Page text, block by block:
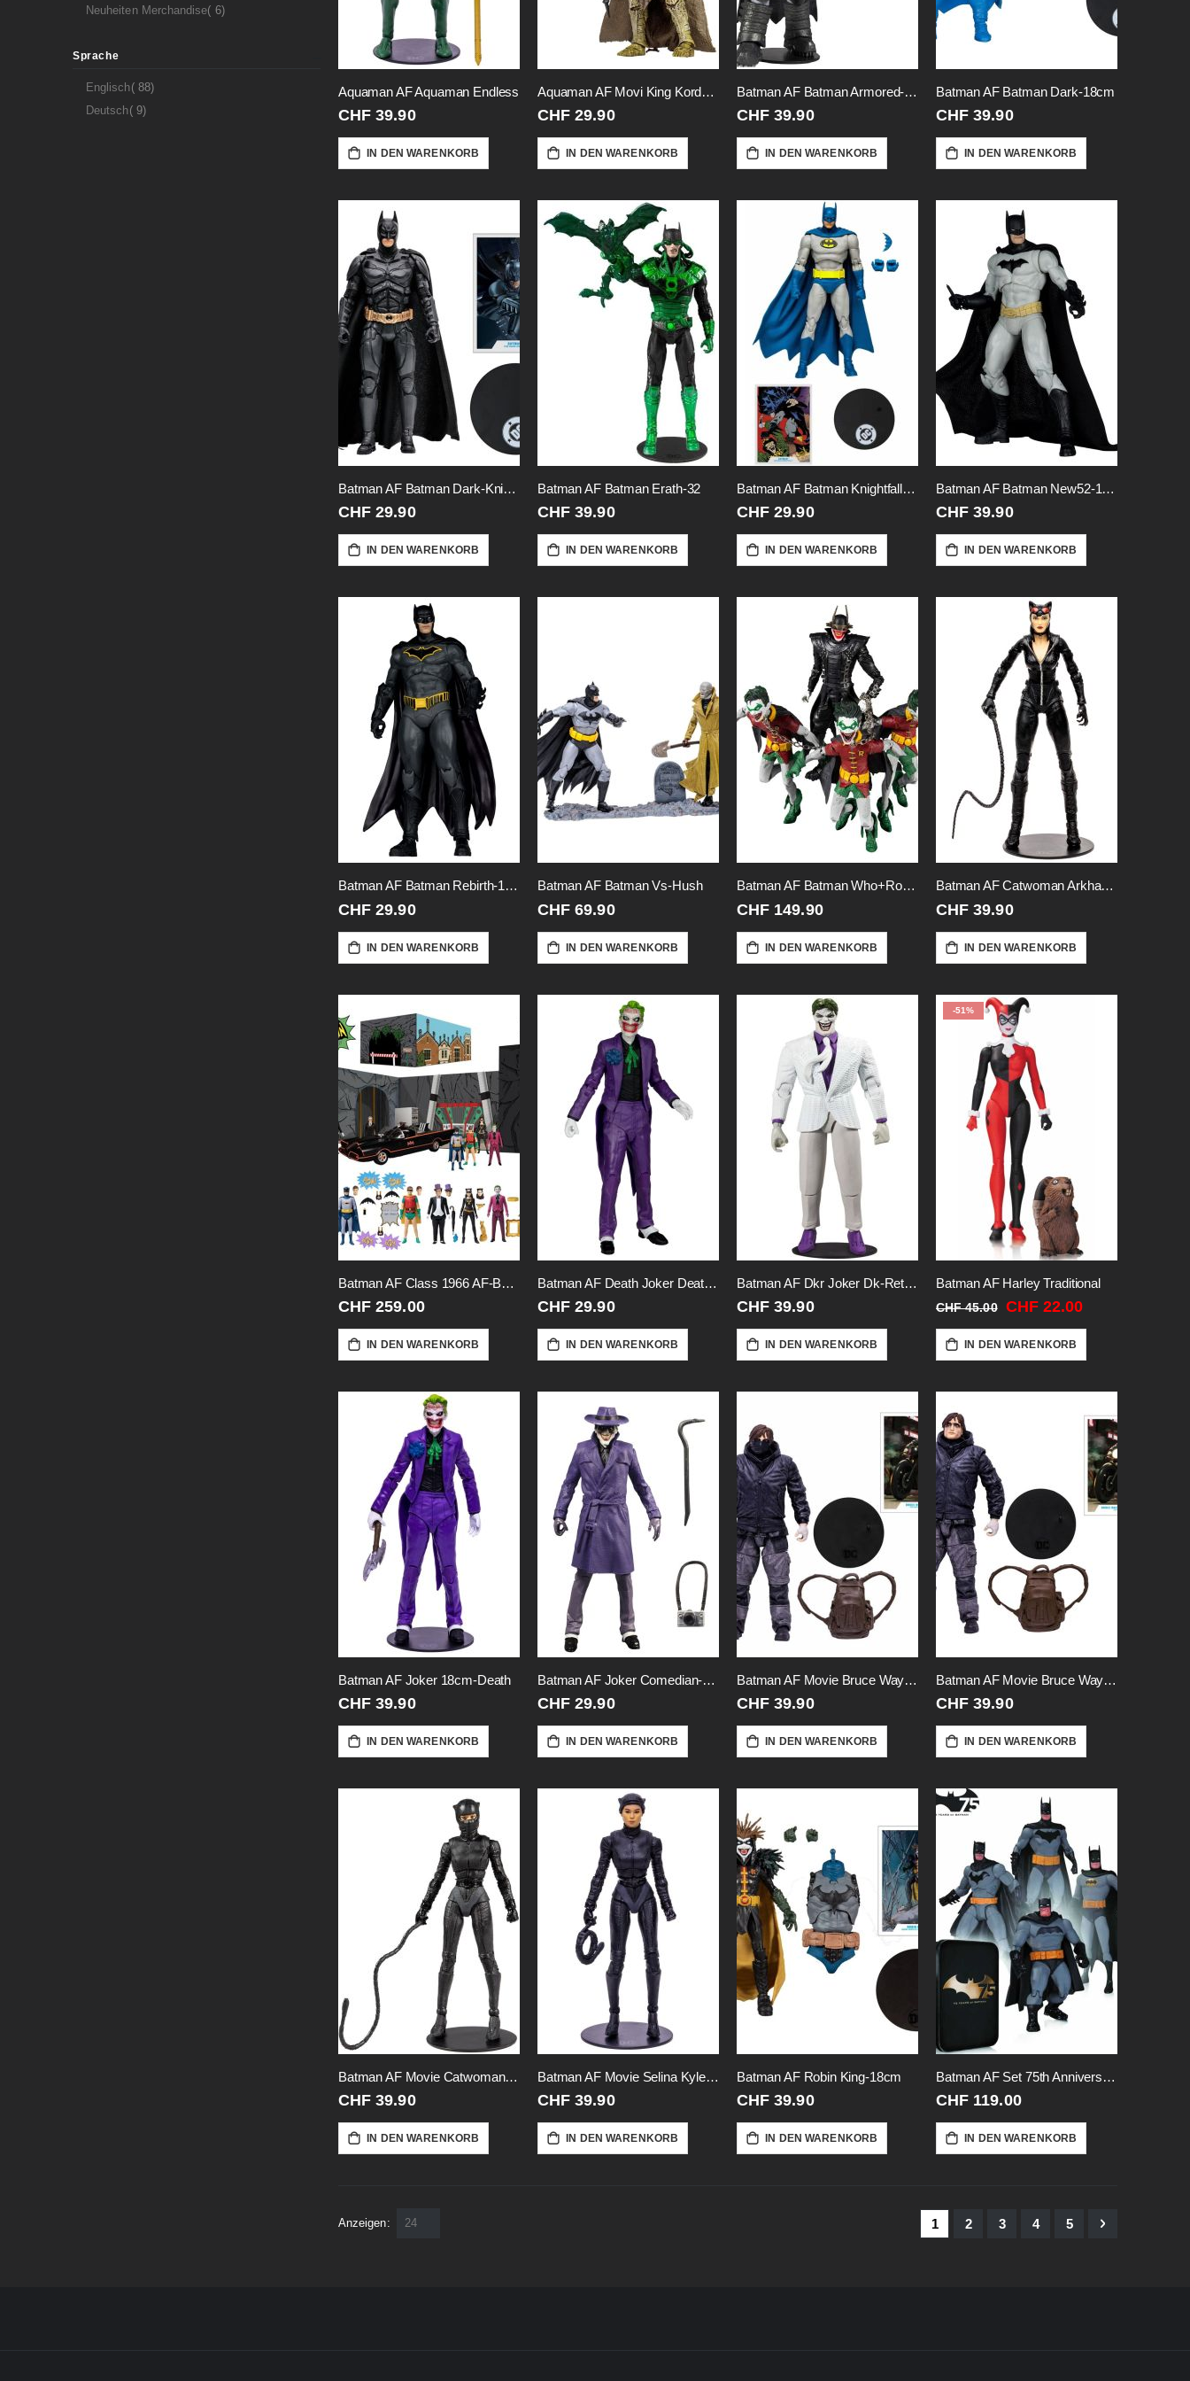
Aquaman AF Aquaman Endless
CHF 39.90
IN DEN WARENKORB
Aquaman AF Movi King Kordax-18cm
CHF 29.90
IN DEN WARENKORB
Batman AF Batman Armored-Dkr
CHF 39.90
IN DEN WARENKORB
Batman AF Batman Dark-18cm
CHF 39.90
IN DEN WARENKORB
Batman AF Batman Dark-Knight
CHF 29.90
IN DEN WARENKORB
Batman AF Batman Erath-32
CHF 39.90
IN DEN WARENKORB
Batman AF Batman Knightfall-18
CHF 29.90
IN DEN WARENKORB
Batman AF Batman New52-18cm
CHF 39.90
IN DEN WARENKORB
Batman AF Batman Rebirth-18cm
CHF 29.90
IN DEN WARENKORB
Batman AF Batman Vs-Hush
CHF 69.90
IN DEN WARENKORB
Batman AF Batman Who+Robins
CHF 149.90
IN DEN WARENKORB
Batman AF Catwoman Arkham-City
CHF 39.90
IN DEN WARENKORB
Batman AF Class 1966 AF-Box-Set-9cm
CHF 259.00
IN DEN WARENKORB
Batman AF Death Joker Death-18cm
CHF 29.90
IN DEN WARENKORB
Batman AF Dkr Joker Dk-Returns
CHF 39.90
IN DEN WARENKORB
-51%
Batman AF Harley Traditional
CHF 45.00 Sonderangebot
CHF 22.00
IN DEN WARENKORB
Batman AF Joker 18cm-Death
CHF 39.90
IN DEN WARENKORB
Batman AF Joker Comedian-18cm
CHF 29.90
IN DEN WARENKORB
Batman AF Movie Bruce Wayne-Drifter
CHF 39.90
IN DEN WARENKORB
Batman AF Movie Bruce Wayne-Unmasked
CHF 39.90
IN DEN WARENKORB
Batman AF Movie Catwoman Movie-18cm
CHF 39.90
IN DEN WARENKORB
Batman AF Movie Selina Kyle-Unmasked
CHF 39.90
IN DEN WARENKORB
Batman AF Robin King-18cm
CHF 39.90
IN DEN WARENKORB
Batman AF Set 75th Anniversary
CHF 119.00
IN DEN WARENKORB
SeiteSie lesen gerade Seite
1 Seite
2 Seite
3 Seite
4 Seite
5 Seite
Weiter
Anzeigen
Neuheiten Merchandise 6Artikel
Sprache
Englisch 88Artikel
Deutsch 9Artikel